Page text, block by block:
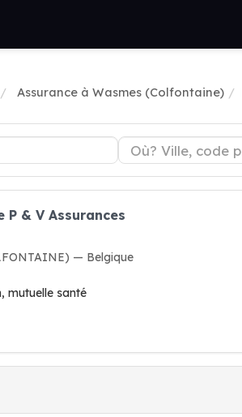
Assurance à Wasmes (Colfontaine)
& V Assurances
— Belgique
mutuelle santé